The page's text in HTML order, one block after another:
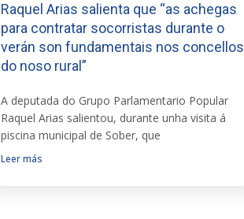
Raquel Arias salienta que “as achegas
para contratar socorristas durante o
verán son fundamentais nos concellos
do noso rural”
A deputada do Grupo Parlamentario Popular
Raquel Arias salientou, durante unha visita á
piscina municipal de Sober, que
Leer más